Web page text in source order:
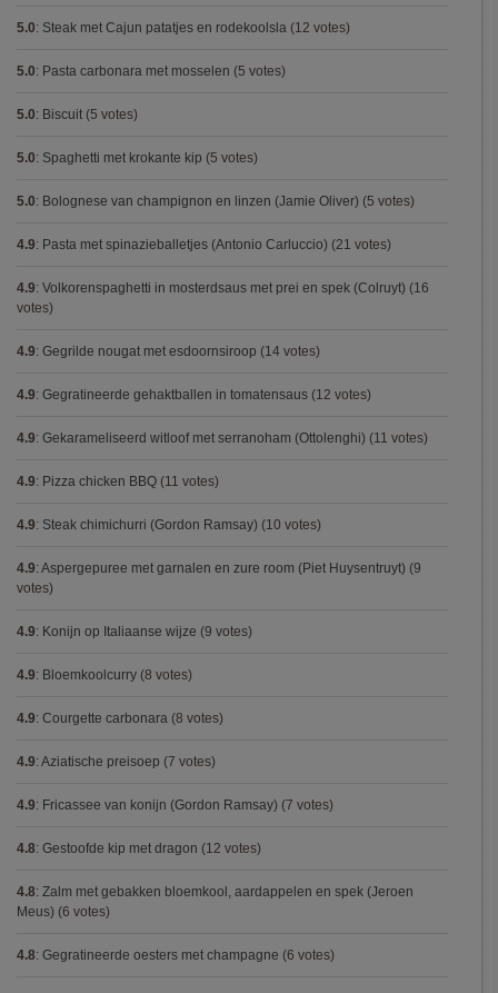
5.0: Steak met Cajun patatjes en rodekoolsla (12 votes)
5.0: Pasta carbonara met mosselen (5 votes)
5.0: Biscuit (5 votes)
5.0: Spaghetti met krokante kip (5 votes)
5.0: Bolognese van champignon en linzen (Jamie Oliver) (5 votes)
4.9: Pasta met spinazieballetjes (Antonio Carluccio) (21 votes)
4.9: Volkorenspaghetti in mosterdsaus met prei en spek (Colruyt) (16
votes)
4.9: Gegrilde nougat met esdoornsiroop (14 votes)
4.9: Gegratineerde gehaktballen in tomatensaus (12 votes)
4.9: Gekarameliseerd witloof met serranoham (Ottolenghi) (11 votes)
4.9: Pizza chicken BBQ (11 votes)
4.9: Steak chimichurri (Gordon Ramsay) (10 votes)
4.9: Aspergepuree met garnalen en zure room (Piet Huysentruyt) (9
votes)
4.9: Konijn op Italiaanse wijze (9 votes)
4.9: Bloemkoolcurry (8 votes)
4.9: Courgette carbonara (8 votes)
4.9: Aziatische preisoep (7 votes)
4.9: Fricassee van konijn (Gordon Ramsay) (7 votes)
4.8: Gestoofde kip met dragon (12 votes)
4.8: Zalm met gebakken bloemkool, aardappelen en spek (Jeroen
Meus) (6 votes)
4.8: Gegratineerde oesters met champagne (6 votes)